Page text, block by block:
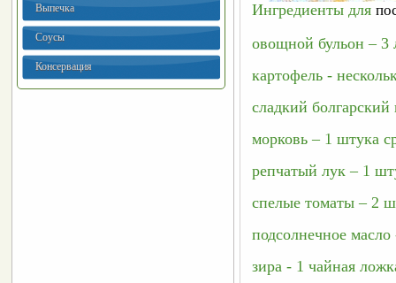
Выпечка
Соусы
Консервация
Ингредиенты для
овощной бульон – 3
картофель -
сладкий
морковь – 1 штука
репчатый лук – 1
спелые томаты – 2
подсолнечное
зира - 1 чайная